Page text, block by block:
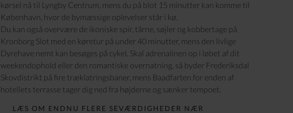
kørsel nå til Lyngby Centrum, mens du på blot 15 minutter kan komme til
København, hvor de bymæssige oplevelser står i kø.
Du kan også overvære de ikoniske spir, tårne, søjler og kobbertage på
Kronborg Slot med en køretur på under 40 minutter, mens den livlige
Dyrehave nemt kan besøges på cykel. Skal adrenalinen op i løbet af dit
weekendophold eller den romantiske overnatning, så byder Frederiksdal
Skovdistrikt på fire træklatringsbaner, mens Baadfarten for enden af
hotellets terrasse tager dig ned fra højderne og sænker tempoet.
LÆS OM ENDNU FLERE SEVÆRDIGHEDER NÆR